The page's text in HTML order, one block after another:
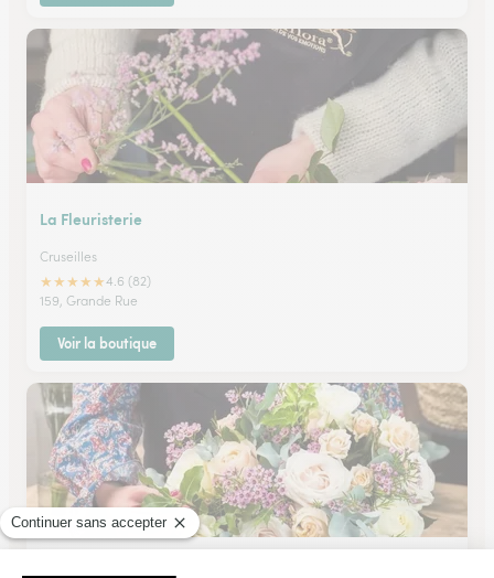
La Fleuristerie
Cruseilles
★★★★★4.6 (82)
159, Grande Rue
Voir la boutique
Dolce Terra